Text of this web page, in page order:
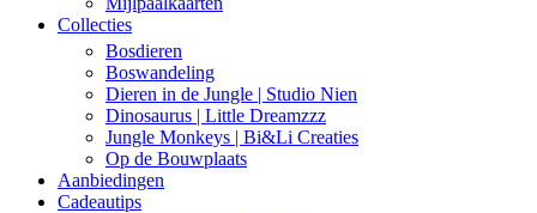
Collecties
Bosdieren
Boswandeling
Dieren in de Jungle | Studio Nien
Dinosaurus | Little Dreamzzz
Jungle Monkeys | Bi&Li Creaties
Op de Bouwplaats
Aanbiedingen
Cadeautips